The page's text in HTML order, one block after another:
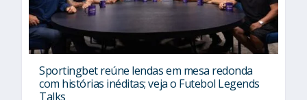
Sportingbet reúne lendas em mesa redonda
com histórias inéditas; veja o Futebol Legends
Talks